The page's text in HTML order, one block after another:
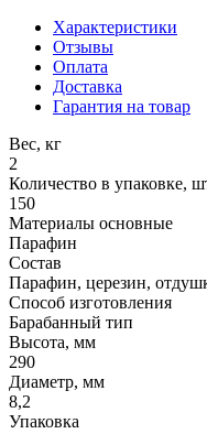
Характеристики
Отзывы
Оплата
Доставка
Гарантия на товар
Вес, кг
2
Количество в упаковке,
150
Материалы основные
Парафин
Состав
Парафин, церезин,
Способ изготовления
Барабанный тип
Высота, мм
290
Диаметр, мм
8,2
Упаковка